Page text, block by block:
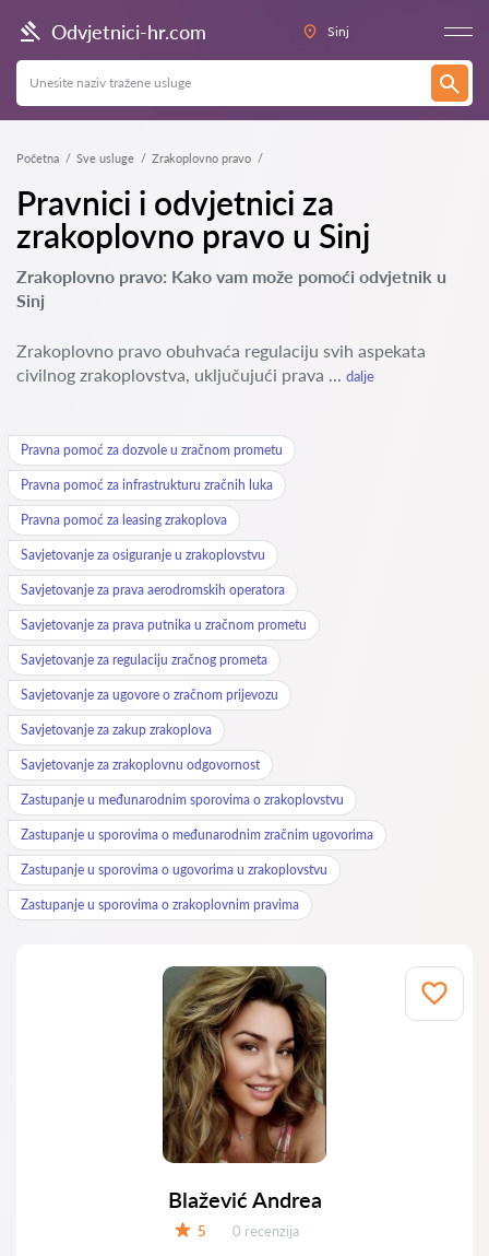
Odvjetnici-hr.com Sinj
Početna Sve usluge Zrakoplovno pravo
Pravnici i odvjetnici za
zrakoplovno pravo u Sinj
Zrakoplovno pravo: Kako vam može pomoći odvjetnik u
Sinj
Zrakoplovno pravo obuhvaća regulaciju svih aspekata
civilnog zrakoplovstva, uključujući prava ... dalje
Pravna pomoć za dozvole u zračnom prometu
Pravna pomoć za infrastrukturu zračnih luka
Pravna pomoć za leasing zrakoplova
Savjetovanje za osiguranje u zrakoplovstvu
Savjetovanje za prava aerodromskih operatora
Savjetovanje za prava putnika u zračnom prometu
Savjetovanje za regulaciju zračnog prometa
Savjetovanje za ugovore o zračnom prijevozu
Savjetovanje za zakup zrakoplova
Savjetovanje za zrakoplovnu odgovornost
Zastupanje u međunarodnim sporovima o zrakoplovstvu
Zastupanje u sporovima o međunarodnim zračnim ugovorima
Zastupanje u sporovima o ugovorima u zrakoplovstvu
Zastupanje u sporovima o zrakoplovnim pravima
Blažević Andrea
5 Recenzija:
0 recenzija